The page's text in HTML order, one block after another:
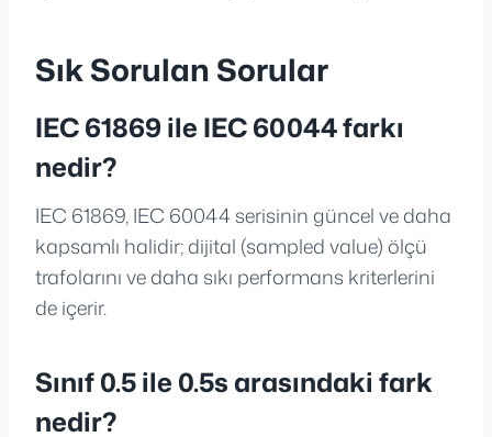
Sık Sorulan Sorular
IEC 61869 ile IEC 60044 farkı
nedir?
IEC 61869, IEC 60044 serisinin güncel ve daha
kapsamlı halidir; dijital (sampled value) ölçü
trafolarını ve daha sıkı performans kriterlerini
de içerir.
Sınıf 0.5 ile 0.5s arasındaki fark
nedir?